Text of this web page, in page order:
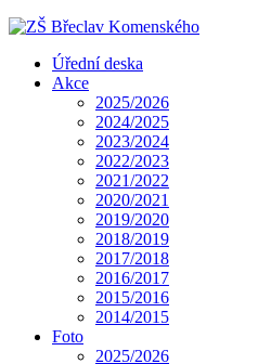
Úřední deska
Akce
2025/2026
2024/2025
2023/2024
2022/2023
2021/2022
2020/2021
2019/2020
2018/2019
2017/2018
2016/2017
2015/2016
2014/2015
Foto
2025/2026